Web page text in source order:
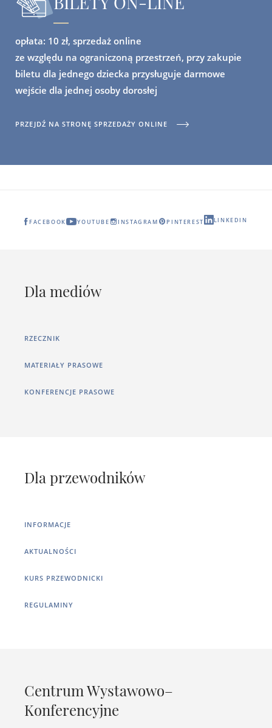
opłata: 10 zł, sprzedaż online
ze względu na ograniczoną przestrzeń, przy zakupie
biletu dla jednego dziecka przysługuje darmowe
wejście dla jednej osoby dorosłej
PRZEJDŹ NA STRONĘ SPRZEDAŻY ONLINE
FACEBOOK YOUTUBE INSTAGRAM PINTEREST LINKEDIN
Dla mediów
RZECZNIK
MATERIAŁY PRASOWE
KONFERENCJE PRASOWE
Dla przewodników
INFORMACJE
AKTUALNOŚCI
KURS PRZEWODNICKI
REGULAMINY
Centrum Wystawowo–
Konferencyjne